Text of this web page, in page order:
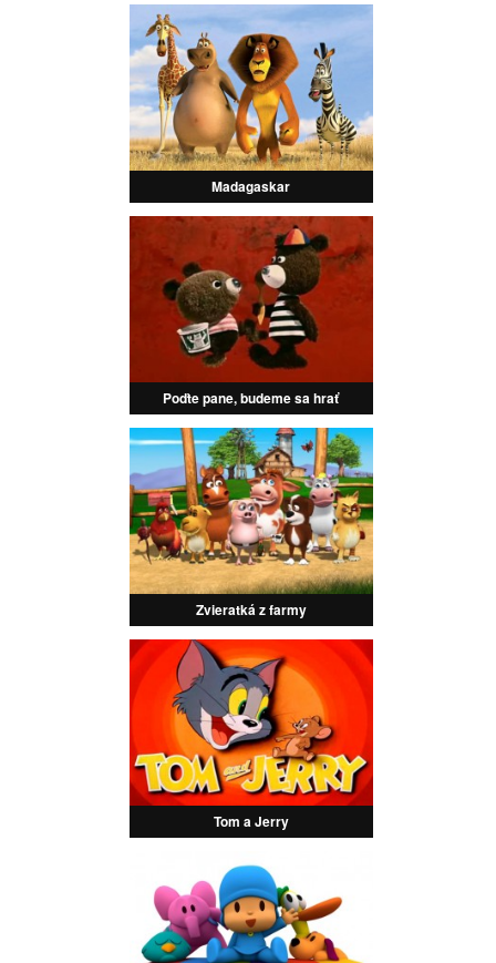
Madagaskar
Poďte pane, budeme sa hrať
Zvieratká z farmy
Tom a Jerry